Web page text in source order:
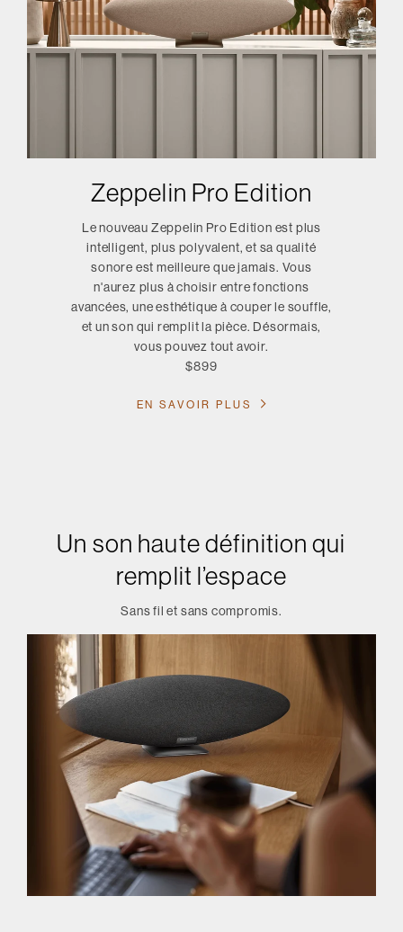
Zeppelin Pro Edition
Le nouveau Zeppelin Pro Edition est plus
intelligent, plus polyvalent, et sa qualité
sonore est meilleure que jamais. Vous
n'aurez plus à choisir entre fonctions
avancées, une esthétique à couper le souffle,
et un son qui remplit la pièce. Désormais,
vous pouvez tout avoir.
$899
EN SAVOIR PLUS
Un son haute définition qui
remplit l’espace
Sans fil et sans compromis.